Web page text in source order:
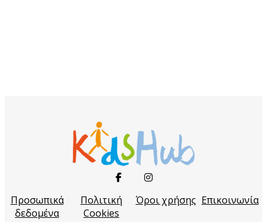
Προσωπικά
δεδομένα
Πολιτική
Cookies
Όροι χρήσης Επικοινωνία